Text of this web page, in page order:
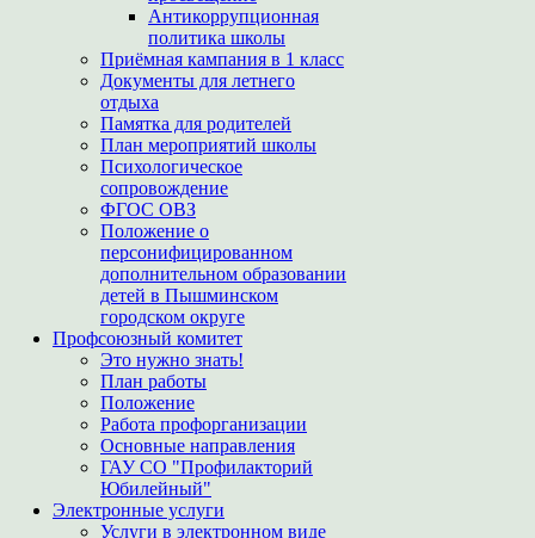
Антикоррупционная
политика школы
Приёмная кампания в 1 класс
Документы для летнего
отдыха
Памятка для родителей
План мероприятий школы
Психологическое
сопровождение
ФГОС ОВЗ
Положение о
персонифицированном
дополнительном образовании
детей в Пышминском
городском округе
Профсоюзный комитет
Это нужно знать!
План работы
Положение
Работа профорганизации
Основные направления
ГАУ СО "Профилакторий
Юбилейный"
Электронные услуги
Услуги в электронном виде